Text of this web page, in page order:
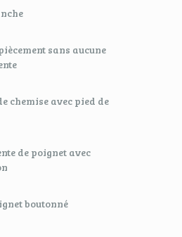
sans aucune
chemise avec pied de
de poignet avec
boutonné